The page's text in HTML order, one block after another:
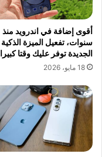
أقوى إضافة في اندرويد منذ
سنوات، تفعيل الميزة الذكية
الجديدة توفر عليك وقتا كبيرا
18 مايو، 2026